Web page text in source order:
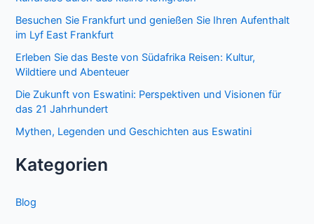
Besuchen Sie Frankfurt und genießen Sie Ihren Aufenthalt
im Lyf East Frankfurt
Erleben Sie das Beste von Südafrika Reisen: Kultur,
Wildtiere und Abenteuer
Die Zukunft von Eswatini: Perspektiven und Visionen für
das 21 Jahrhundert
Mythen, Legenden und Geschichten aus Eswatini
Kategorien
Blog